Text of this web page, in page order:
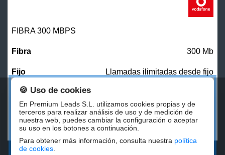
FIBRA 300 MBPS
300 Mb
Llamadas ilimitadas desde fijo
27,00 €/mes
CONTRATAR
🍪 Uso de cookies
En Premium Leads S.L. utilizamos cookies propias y de
terceros para realizar análisis de uso y de medición de
nuestra web, puedes cambiar la configuración o aceptar
su uso en los botones a continuación.
Para obtener más información, consulta nuestra política
de cookies